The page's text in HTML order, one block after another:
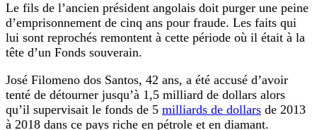
Le fils de l’ancien président angolais doit purger une peine
d’emprisonnement de cinq ans pour fraude. Les faits qui
lui sont reprochés remontent à cette période où il était à la
tête d’un Fonds souverain.
José Filomeno dos Santos, 42 ans, a été accusé d’avoir
tenté de détourner jusqu’à 1,5 milliard de dollars alors
qu’il supervisait le fonds de 5 milliards de dollars de 2013
à 2018 dans ce pays riche en pétrole et en diamant.